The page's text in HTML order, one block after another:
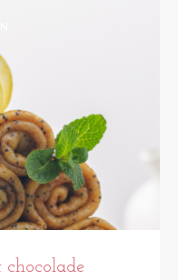
chocolade